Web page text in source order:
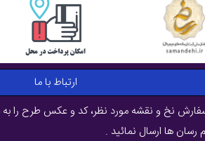
ارتباط با ما
نخ و نقشه مورد نظر، کد و عکس طرح را به
رسان ها ارسال نمائید .